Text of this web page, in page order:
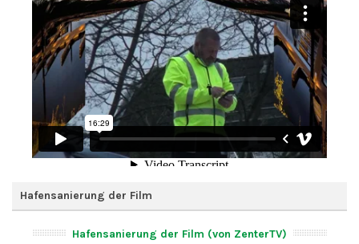
Hafensanierung der Film
Hafensanierung der Film (von ZenterTV)